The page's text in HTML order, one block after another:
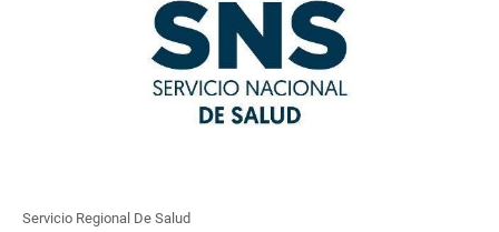
Servicio Regional De Salud